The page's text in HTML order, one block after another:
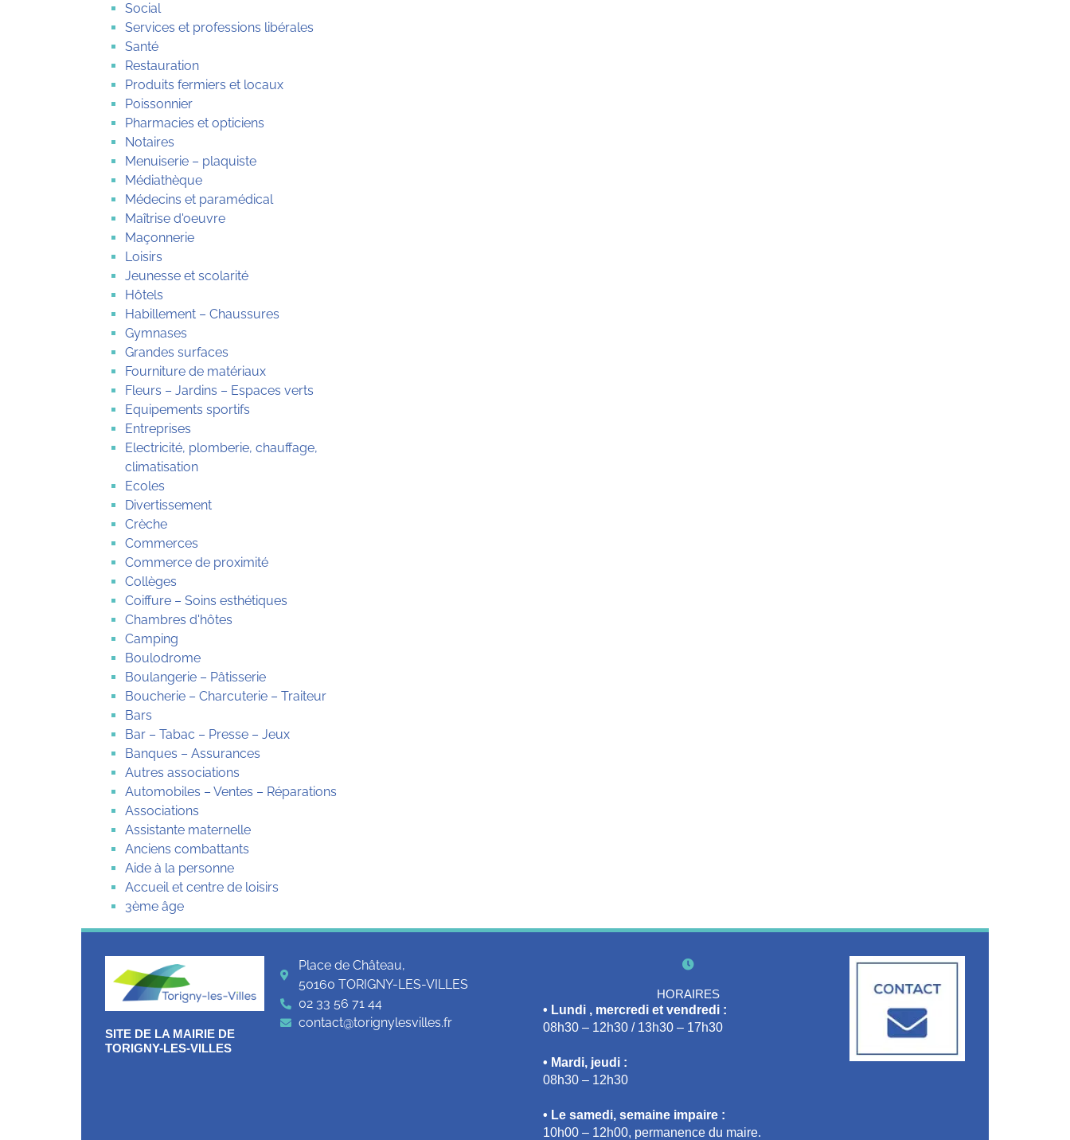
Social
Services et professions libérales
Santé
Restauration
Produits fermiers et locaux
Poissonnier
Pharmacies et opticiens
Notaires
Menuiserie – plaquiste
Médiathèque
Médecins et paramédical
Maîtrise d'oeuvre
Maçonnerie
Loisirs
Jeunesse et scolarité
Hôtels
Habillement – Chaussures
Gymnases
Grandes surfaces
Fourniture de matériaux
Fleurs – Jardins – Espaces verts
Equipements sportifs
Entreprises
Electricité, plomberie, chauffage,
climatisation
Ecoles
Divertissement
Crèche
Commerces
Commerce de proximité
Collèges
Coiffure – Soins esthétiques
Chambres d'hôtes
Camping
Boulodrome
Boulangerie – Pâtisserie
Boucherie – Charcuterie – Traiteur
Bars
Bar – Tabac – Presse – Jeux
Banques – Assurances
Autres associations
Automobiles – Ventes – Réparations
Associations
Assistante maternelle
Anciens combattants
Aide à la personne
Accueil et centre de loisirs
3ème âge
SITE DE LA MAIRIE DE
TORIGNY-LES-VILLES
Place de Château,
50160 TORIGNY-LES-VILLES
02 33 56 71 44
contact@torignylesvilles.fr
HORAIRES
• Lundi , mercredi et vendredi :
08h30 – 12h30 / 13h30 – 17h30
• Mardi, jeudi :
08h30 – 12h30
• Le samedi, semaine impaire :
10h00 – 12h00, permanence du maire.